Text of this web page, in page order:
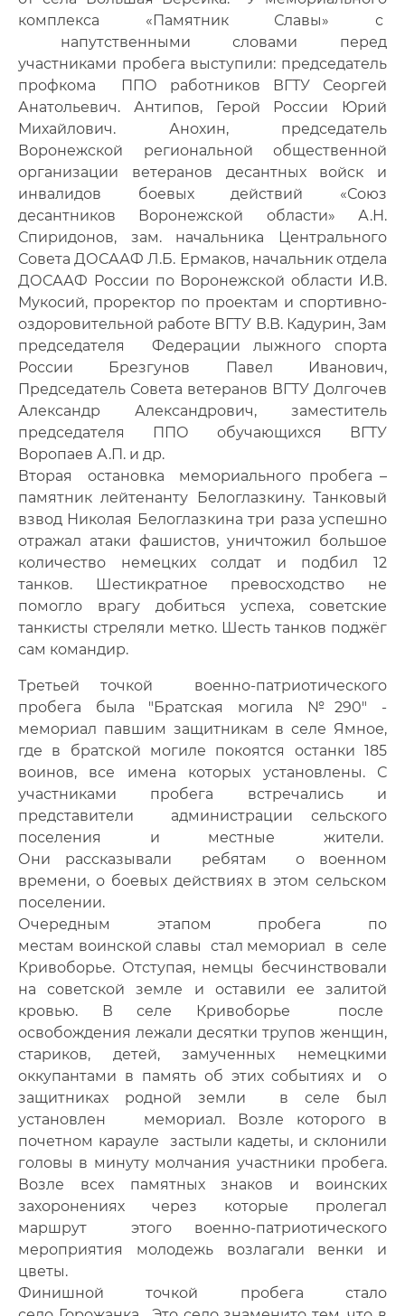
комплекса «Памятник Славы» с
напутственными словами перед
участниками пробега выступили: председатель
профкома ППО работников ВГТУ Сеоргей
Анатольевич. Антипов, Герой России Юрий
Михайлович. Анохин, председатель
Воронежской региональной общественной
организации ветеранов десантных войск и
инвалидов боевых действий «Союз
десантников Воронежской области» А.Н.
Спиридонов, зам. начальника Центрального
Совета ДОСААФ Л.Б. Ермаков, начальник отдела
ДОСААФ России по Воронежской области И.В.
Мукосий, проректор по проектам и спортивно-
оздоровительной работе ВГТУ В.В. Кадурин, Зам
председателя Федерации лыжного спорта
России Брезгунов Павел Иванович,
Председатель Совета ветеранов ВГТУ Долгочев
Александр Александрович, заместитель
председателя ППО обучающихся ВГТУ
Воропаев А.П. и др.
Вторая остановка мемориального пробега –
памятник лейтенанту Белоглазкину. Танковый
взвод Николая Белоглазкина три раза успешно
отражал атаки фашистов, уничтожил большое
количество немецких солдат и подбил 12
танков. Шестикратное превосходство не
помогло врагу добиться успеха, советские
танкисты стреляли метко. Шесть танков поджёг
сам командир.
Третьей точкой военно-патриотического
пробега была "Братская могила №290" -
мемориал павшим защитникам в селе Ямное,
где в братской могиле покоятся останки 185
воинов, все имена которых установлены. С
участниками пробега встречались и
представители администрации сельского
поселения и местные жители.
Они рассказывали ребятам о военном
времени, о боевых действиях в этом сельском
поселении.
Очередным этапом пробега по
местам воинской славы стал мемориал в селе
Кривоборье. Отступая, немцы бесчинствовали
на советской земле и оставили ее залитой
кровью. В селе Кривоборье после
освобождения лежали десятки трупов женщин,
стариков, детей, замученных немецкими
оккупантами в память об этих событиях и о
защитниках родной земли в селе был
установлен мемориал. Возле которого в
почетном карауле застыли кадеты, и склонили
головы в минуту молчания участники пробега.
Возле всех памятных знаков и воинских
захоронениях через которые пролегал
маршрут этого военно-патриотического
мероприятия молодежь возлагали венки и
цветы.
Финишной точкой пробега стало